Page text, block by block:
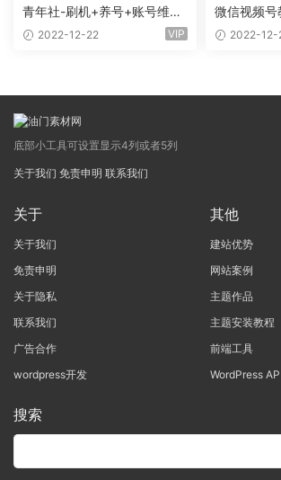
青年社-刷机+养号+账号维护
课程2022-12-22 VIP
微信视频号
全套课程
2022-12-
底部小工具可设置显示4列或者5列
关于我们 免责申明 联系我们
关于
关于我们
免责申明
关于隐私
联系我们
广告合作
wordpress开发
其他
建站优势
网站案例
主题作品
主题安装教程
前端工具
WordPress
搜索